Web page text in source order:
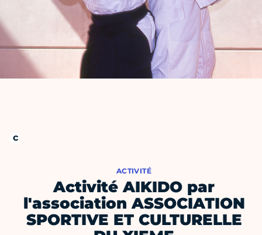
ACTIVITÉ
Activité AIKIDO par
l'association ASSOCIATION
SPORTIVE ET CULTURELLE